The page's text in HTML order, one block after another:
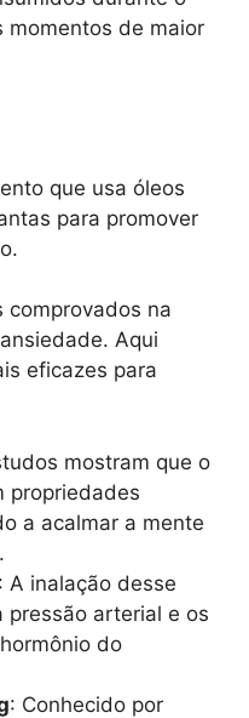
momentos de maior
que usa óleos
para promover
comprovados na
Aqui
eficazes para
mostram que o
propriedades
a acalmar a mente
: A inalação desse
pressão arterial e os
do
: Conhecido por